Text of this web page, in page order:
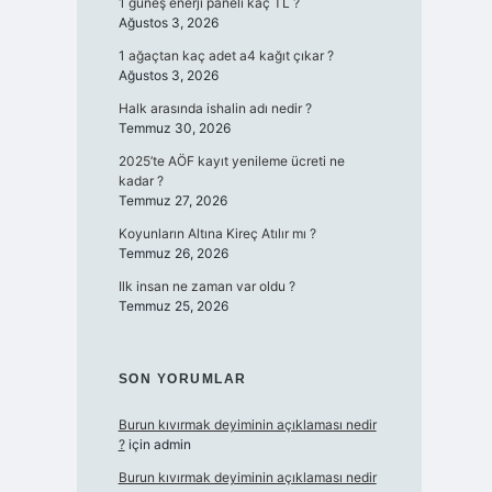
Ağustos 3, 2026
1 ağaçtan kaç adet a4 kağıt çıkar ?
Ağustos 3, 2026
Halk arasında ishalin adı nedir ?
Temmuz 30, 2026
2025’te AÖF kayıt yenileme ücreti ne
kadar ?
Temmuz 27, 2026
Koyunların Altına Kireç Atılır mı ?
Temmuz 26, 2026
Ilk insan ne zaman var oldu ?
Temmuz 25, 2026
SON YORUMLAR
Burun kıvırmak deyiminin açıklaması nedir
?için admin
Burun kıvırmak deyiminin açıklaması nedir